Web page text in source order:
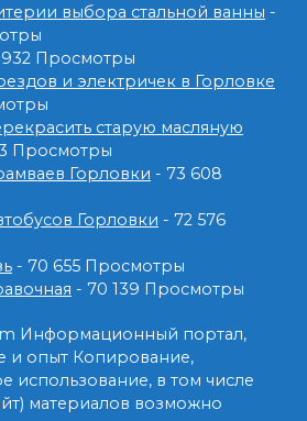
выбора стальной ванны -
Просмотры
и электричек в Горловке
старую масляную
Просмотры
Горловки - 73 608
Горловки - 72 576
- 70 655 Просмотры
- 70 139 Просмотры
Информационный портал,
и опыт Копирование,
использование, в том числе
материалов возможно